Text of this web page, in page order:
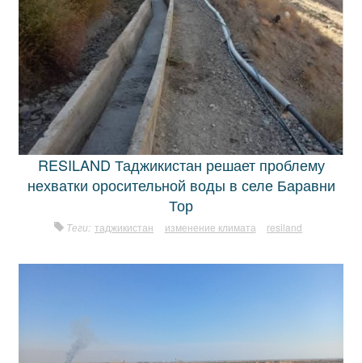
RESILAND Таджикистан решает проблему
нехватки оросительной воды в селе Баравни
Тор
Теги: таджикистан изменение климата resiland